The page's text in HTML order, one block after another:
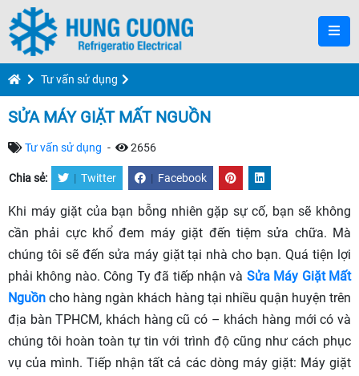
Tư vấn sử dụng
SỬA MÁY GIẶT MẤT NGUỒN
Tư vấn sử dụng - 2656
Chia sẻ: | Twitter | Facebook
Khi máy giặt của bạn bỗng nhiên gặp sự cố, bạn sẽ không
cần phải cực khổ đem máy giặt đến tiệm sửa chữa. Mà
chúng tôi sẽ đến sửa máy giặt tại nhà cho bạn. Quá tiện lợi
phải không nào. Công Ty đã tiếp nhận và Sửa Máy Giặt Mất
Nguồn cho hàng ngàn khách hàng tại nhiều quận huyện trên
địa bàn TPHCM, khách hàng cũ có – khách hàng mới có và
chúng tôi hoàn toàn tự tin với trình độ cũng như cách phục
vụ của mình. Tiếp nhận tất cả các dòng máy giặt: Máy giặt